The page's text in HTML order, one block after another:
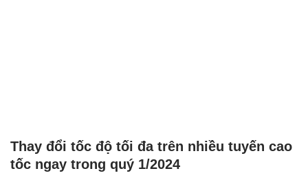
Thay đổi tốc độ tối đa trên nhiều tuyến cao
tốc ngay trong quý 1/2024